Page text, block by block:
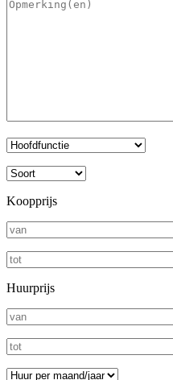
Koopprijs
Huurprijs